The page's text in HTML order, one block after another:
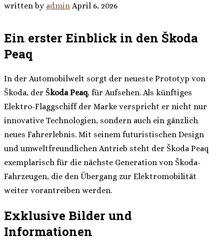
written by admin April 6, 2026
Ein erster Einblick in den Škoda
Peaq
In der Automobilwelt sorgt der neueste Prototyp von
Škoda, der Škoda Peaq, für Aufsehen. Als künftiges
Elektro-Flaggschiff der Marke verspricht er nicht nur
innovative Technologien, sondern auch ein gänzlich
neues Fahrerlebnis. Mit seinem futuristischen Design
und umweltfreundlichen Antrieb steht der Škoda Peaq
exemplarisch für die nächste Generation von Škoda-
Fahrzeugen, die den Übergang zur Elektromobilität
weiter vorantreiben werden.
Exklusive Bilder und
Informationen